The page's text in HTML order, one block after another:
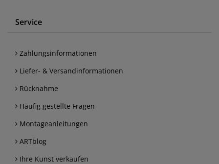
Service
Zahlungsinformationen
Liefer- & Versandinformationen
Rücknahme
Häufig gestellte Fragen
Montageanleitungen
ARTblog
Ihre Kunst verkaufen